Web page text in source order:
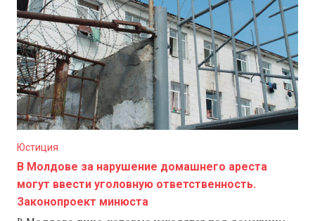
Юстиция
В Молдове за нарушение домашнего ареста
могут ввести уголовную ответственность.
Законопроект минюста